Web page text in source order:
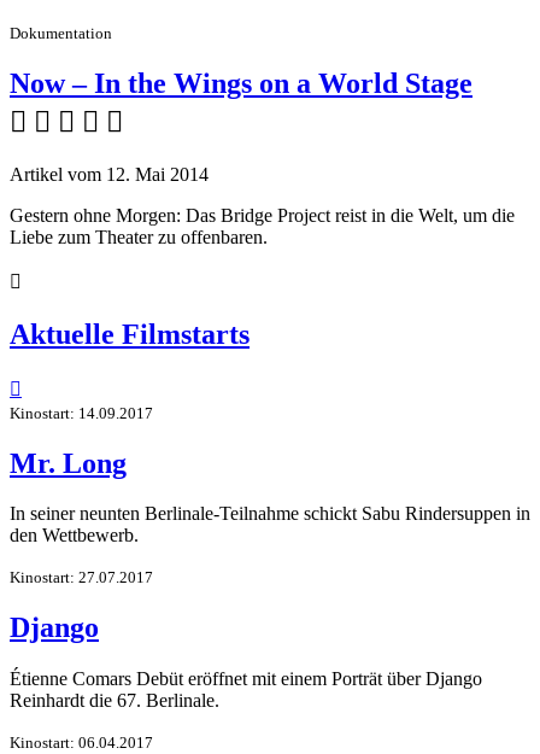
Dokumentation
Now – In the Wings on a World Stage
    
Artikel vom 12. Mai 2014
Gestern ohne Morgen: Das Bridge Project reist in die Welt, um die
Liebe zum Theater zu offenbaren.

Aktuelle Filmstarts

Kinostart: 14.09.2017
Mr. Long
In seiner neunten Berlinale-Teilnahme schickt Sabu Rindersuppen in
den Wettbewerb.
Kinostart: 27.07.2017
Django
Étienne Comars Debüt eröffnet mit einem Porträt über Django
Reinhardt die 67. Berlinale.
Kinostart: 06.04.2017